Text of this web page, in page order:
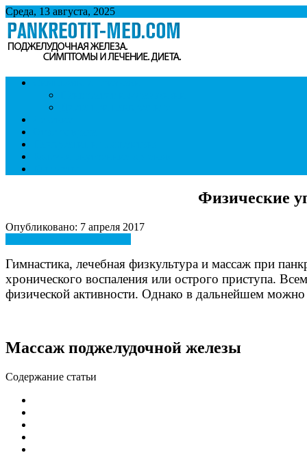
Среда, 13 августа, 2025
Панкреатит
Поджелудочная железа. Симптомы и лечение панкреатита.
Физические
Опубликовано: 7 апреля 2017
Гимнастика, лечебная физкультура и массаж при
хронического воспаления или острого приступа.
физической активности. Однако в дальнейшем
Массаж поджелудочной железы
Содержание статьи